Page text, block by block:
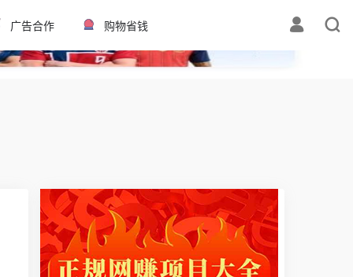
✕
广告合作 购物省钱